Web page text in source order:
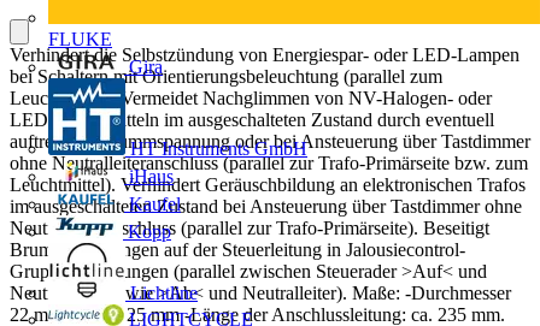
FLUKE
Gira
HT Instruments GmbH
iHaus
Kaufel
Kopp
Lichtline
LIGHTCYCLE
Verhindert die Selbstzündung von Energiespar- oder LED-Lampen
bei Schaltern mit Orientierungsbeleuchtung (parallel zum
Leuchtmittel). Vermeidet Nachglimmen von NV-Halogen- oder
LED-Leuchtmitteln im ausgeschalteten Zustand durch eventuell
auftretende Brummspannung oder bei Ansteuerung über Tastdimmer
ohne Neutralleiteranschluss (parallel zur Trafo-Primärseite bzw. zum
Leuchtmittel). Verhindert Geräuschbildung an elektronischen Trafos
im ausgeschalteten Zustand bei Ansteuerung über Tastdimmer ohne
Neutralleiteranschluss (parallel zur Trafo-Primärseite). Beseitigt
Brummspannungen auf der Steuerleitung in Jalousiecontrol-
Gruppensteuerungen (parallel zwischen Steuerader >Auf< und
Neutralleiter sowie >Ab< und Neutralleiter). Maße: -Durchmesser
22 mm -Länge 25 mm -Länge der Anschlussleitung: ca. 235 mm.